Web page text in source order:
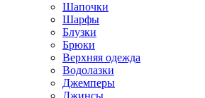
Шапочки
Шарфы
Блузки
Брюки
Верхняя одежда
Водолазки
Джемперы
Джинсы